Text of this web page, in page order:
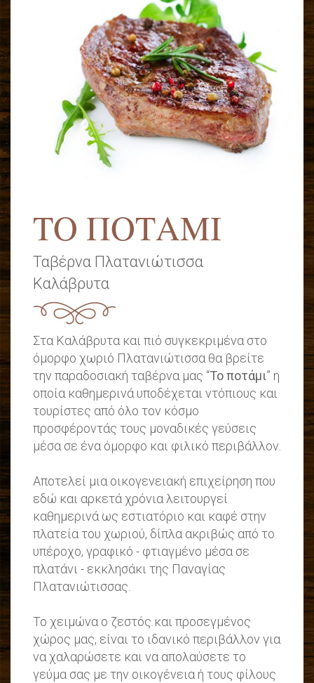
ΤΟ ΠΟΤΑΜΙ
Ταβέρνα Πλατανιώτισσα
Καλάβρυτα
Στα Καλάβρυτα και πιό συγκεκριμένα στο
όμορφο χωριό Πλατανιώτισσα θα βρείτε
την παραδοσιακή ταβέρνα μας “Το ποτάμι” η
οποία καθημερινά υποδέχεται ντόπιους και
τουρίστες από όλο τον κόσμο
προσφέροντάς τους μοναδικές γεύσεις
μέσα σε ένα όμορφο και φιλικό περιβάλλον.
Αποτελεί μια οικογενειακή επιχείρηση που
εδώ και αρκετά χρόνια λειτουργεί
καθημερινά ως εστιατόριο και καφέ στην
πλατεία του χωριού, δίπλα ακριβώς από το
υπέροχο, γραφικό - φτιαγμένο μέσα σε
πλατάνι - εκκλησάκι της Παναγίας
Πλατανιώτισσας.
Το χειμώνα ο ζεστός και προσεγμένος
χώρος μας, είναι το ιδανικό περιβάλλον για
να χαλαρώσετε και να απολαύσετε το
γεύμα σας με την οικογένεια ή τους φίλους